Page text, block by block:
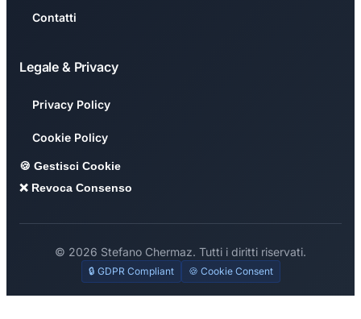
Contatti
Legale & Privacy
Privacy Policy
Cookie Policy
🍪 Gestisci Cookie
❌ Revoca Consenso
© 2026 Stefano Chermaz. Tutti i diritti riservati.
🔒 GDPR Compliant 🍪 Cookie Consent